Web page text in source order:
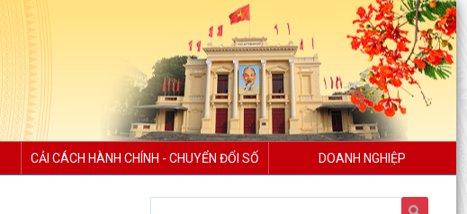
CẢI CÁCH HÀNH CHÍNH - CHUYỂN ĐỔI SỐ DOANH NGHIỆP